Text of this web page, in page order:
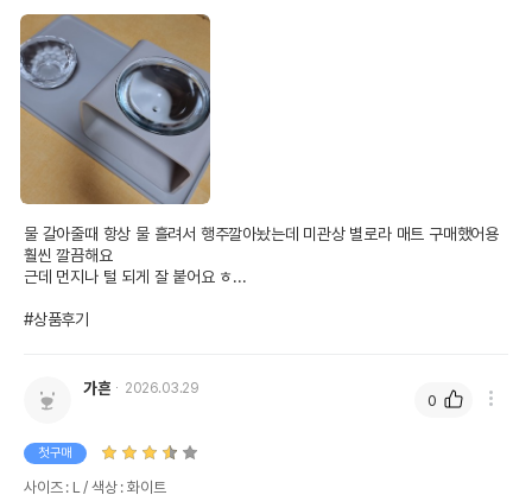
전화번호
유통기한
물 갈아줄때 항상 물 흘려서 행주깔아놨는데 미관상 별로라 매트 구매했어용
훨씬 깔끔해요
근데 먼지나 털 되게 잘 붙어요 ㅎ...
#상품후기
가흔 2026.03.29
첫구매
사이즈 : L / 색상 : 화이트
0